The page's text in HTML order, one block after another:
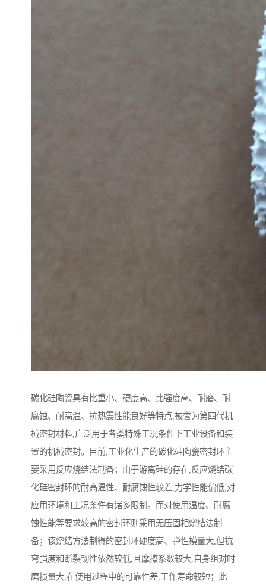
碳化硅陶瓷具有比重小、硬度高、比强度高、耐磨、耐
腐蚀、耐高温、抗热震性能良好等特点,被誉为第四代机
械密封材料,广泛用于各类特殊工况条件下工业设备和装
置的机械密封。目前,工业化生产的碳化硅陶瓷密封环主
要采用反应烧结法制备；由于游离硅的存在,反应烧结碳
化硅密封环的耐高温性、耐腐蚀性较差,力学性能偏低,对
应用环境和工况条件有诸多限制。而对使用温度、耐腐
蚀性能等要求较高的密封环则采用无压固相烧结法制
备；该烧结方法制得的密封环硬度高、弹性模量大,但抗
弯强度和断裂韧性依然较低,且摩擦系数较大,自身组对时
磨损量大,在使用过程中的可靠性差,工作寿命较短；此